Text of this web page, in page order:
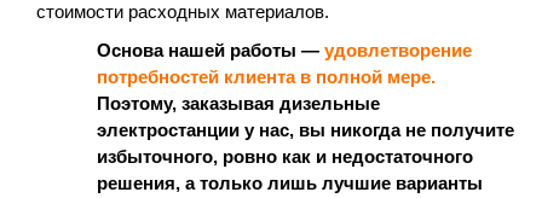
стоимости расходных материалов.
Основа нашей работы — удовлетворение
потребностей клиента в полной мере.
Поэтому, заказывая дизельные
электростанции у нас, вы никогда не получите
избыточного, ровно как и недостаточного
решения, а только лишь лучшие варианты